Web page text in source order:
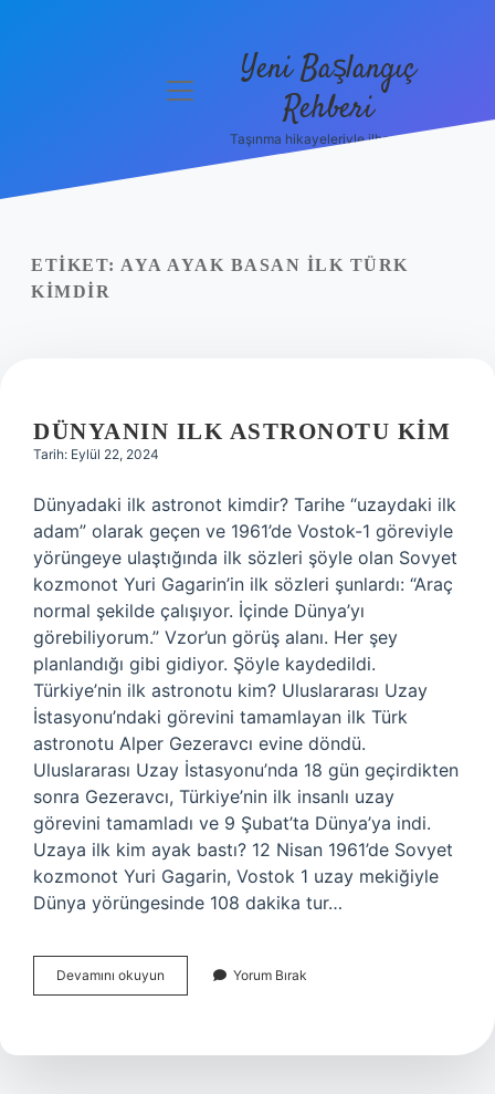
Politikası
Yasal Uyarı
menüyü
Yeni Başlangıç
Rehberi
Taşınma hikayeleriyle ilham bul!
ETIKET: AYA AYAK BASAN ILK TÜRK
KIMDIR
DÜNYANIN ILK ASTRONOTU KIM
Tarih: Eylül 22, 2024
Dünyadaki ilk astronot kimdir? Tarihe “uzaydaki ilk
adam” olarak geçen ve 1961’de Vostok-1 göreviyle
yörüngeye ulaştığında ilk sözleri şöyle olan Sovyet
kozmonot Yuri Gagarin’in ilk sözleri şunlardı: “Araç
normal şekilde çalışıyor. İçinde Dünya’yı
görebiliyorum.” Vzor’un görüş alanı. Her şey
planlandığı gibi gidiyor. Şöyle kaydedildi.
Türkiye’nin ilk astronotu kim? Uluslararası Uzay
İstasyonu’ndaki görevini tamamlayan ilk Türk
astronotu Alper Gezeravcı evine döndü.
Uluslararası Uzay İstasyonu’nda 18 gün geçirdikten
sonra Gezeravcı, Türkiye’nin ilk insanlı uzay
görevini tamamladı ve 9 Şubat’ta Dünya’ya indi.
Uzaya ilk kim ayak bastı? 12 Nisan 1961’de Sovyet
kozmonot Yuri Gagarin, Vostok 1 uzay mekiğiyle
Dünya yörüngesinde 108 dakika tur…
Devamını okuyun Dünyanın
Ilk
Yorum Bırak